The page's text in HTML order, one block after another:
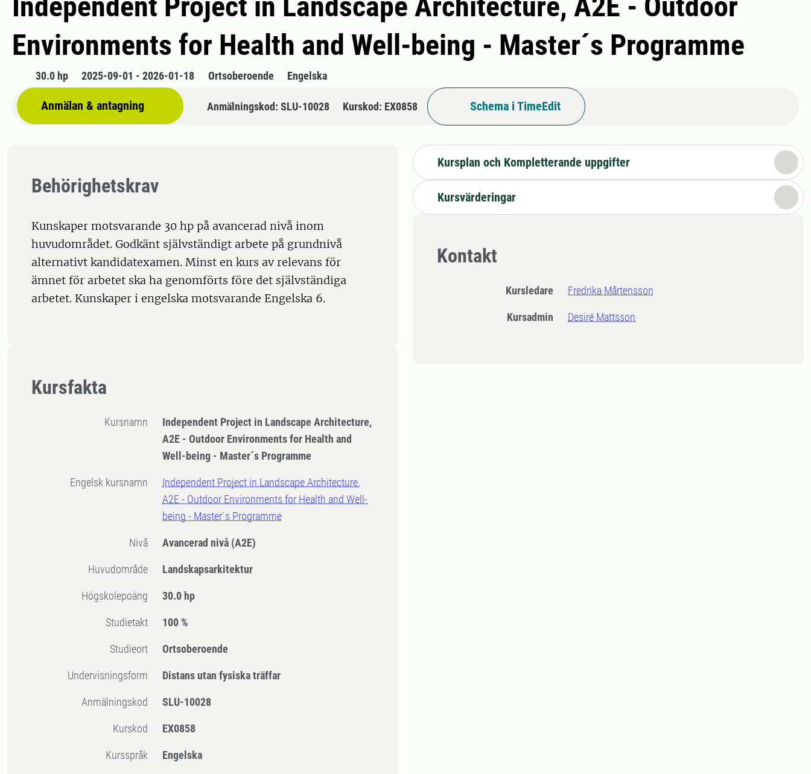
Environments for Health and Well-being - Master´s Programme
30.0 hp 2025-09-01 - 2026-01-18 Ortsoberoende Engelska
Anmälan & antagning Anmälningskod: SLU-10028 Kurskod: EX0858 Schema i TimeEdit
Behörighetskrav
Kunskaper motsvarande 30 hp på avancerad nivå inom
huvudområdet. Godkänt självständigt arbete på grundnivå
alternativt kandidatexamen. Minst en kurs av relevans för
ämnet för arbetet ska ha genomförts före det självständiga
arbetet. Kunskaper i engelska motsvarande Engelska 6.
Kursfakta
Kursnamn
Independent Project in Landscape Architecture,
A2E - Outdoor Environments for Health and
Well-being - Master´s Programme
Engelsk kursnamn
Independent Project in Landscape Architecture,
A2E - Outdoor Environments for Health and Well-
being - Master´s Programme
Nivå Avancerad nivå (A2E)
Huvudområde Landskapsarkitektur
högskolepoäng 30.0 hp
Studietakt 100 %
Studieort Ortsoberoende
Undervisningsform Distans utan fysiska träffar
Anmälningskod SLU-10028
Kurskod EX0858
Kursspråk Engelska
Kursplan och Kompletterande uppgifter
Kursvärderingar
Kontakt
Kursledare Fredrika Mårtensson
Kursadmin Desiré Mattsson